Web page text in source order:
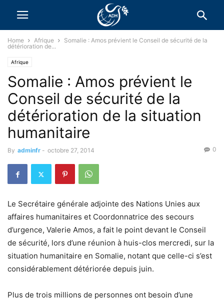
Home Afrique
Somalie : Amos prévient le Conseil de sécurité de la
détérioration de...
Afrique
Somalie : Amos prévient le
Conseil de sécurité de la
détérioration de la situation
humanitaire
By adminfr - octobre 27, 2014 0
Le Secrétaire générale adjointe des Nations Unies aux
affaires humanitaires et Coordonnatrice des secours
d’urgence, Valerie Amos, a fait le point devant le Conseil
de sécurité, lors d’une réunion à huis-clos mercredi, sur la
situation humanitaire en Somalie, notant que celle-ci s’est
considérablement détériorée depuis juin.
Plus de trois millions de personnes ont besoin d’une